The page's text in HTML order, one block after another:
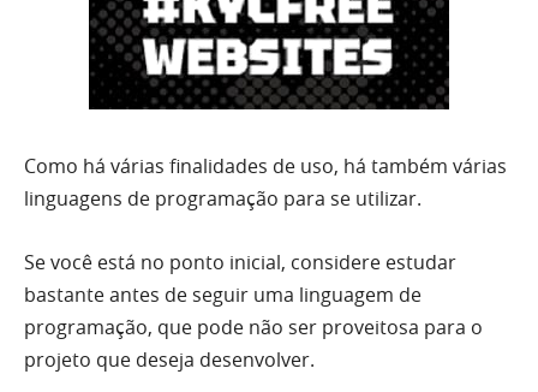
Como há várias finalidades de uso, há também várias
linguagens de programação para se utilizar.
Se você está no ponto inicial, considere estudar
bastante antes de seguir uma linguagem de
programação, que pode não ser proveitosa para o
projeto que deseja desenvolver.